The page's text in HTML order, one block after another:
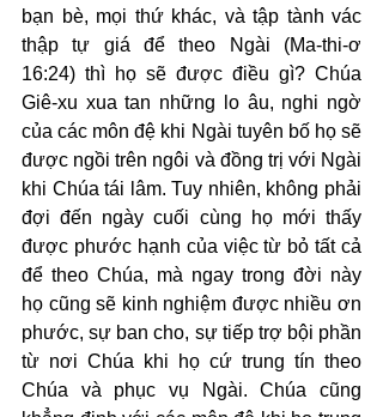
bạn bè, mọi thứ khác, và tập tành vác
thập tự giá để theo Ngài (Ma-thi-ơ
16:24) thì họ sẽ được điều gì? Chúa
Giê-xu xua tan những lo âu, nghi ngờ
của các môn đệ khi Ngài tuyên bố họ sẽ
được ngồi trên ngôi và đồng trị với Ngài
khi Chúa tái lâm. Tuy nhiên, không phải
đợi đến ngày cuối cùng họ mới thấy
được phước hạnh của việc từ bỏ tất cả
để theo Chúa, mà ngay trong đời này
họ cũng sẽ kinh nghiệm được nhiều ơn
phước, sự ban cho, sự tiếp trợ bội phần
từ nơi Chúa khi họ cứ trung tín theo
Chúa và phục vụ Ngài. Chúa cũng